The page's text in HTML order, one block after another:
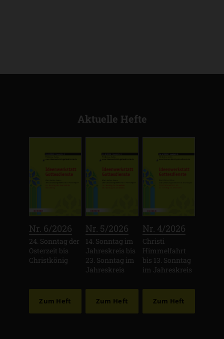
Aktuelle Hefte
Nr. 6/2026
24. Sonntag der
Osterzeit bis
Christkönig
Zum Heft
Nr. 5/2026
14. Sonntag im
Jahreskreis bis
23. Sonntag im
Jahreskreis
Zum Heft
Nr. 4/2026
Christi
Himmelfahrt
bis 13. Sonntag
im Jahreskreis
Zum Heft